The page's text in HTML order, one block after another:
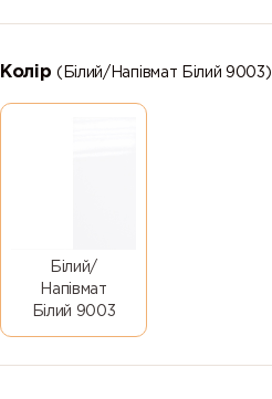
Колір(Білий/Напівмат Білий 9003)
Білий/
Напівмат
Білий 9003